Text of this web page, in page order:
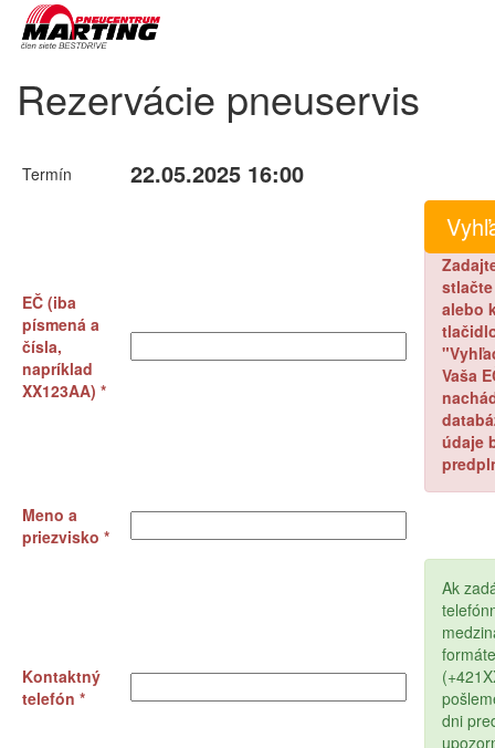
Rezervácie pneuservis
Termín 22.05.2025 16:00
EČ (iba
písmená a
čísla,
napríklad
XX123AA) *
stlačte
alebo
Vaša
údaje
Meno a
priezvisko *
Kontaktný
telefón *
Ak
formáte
dni